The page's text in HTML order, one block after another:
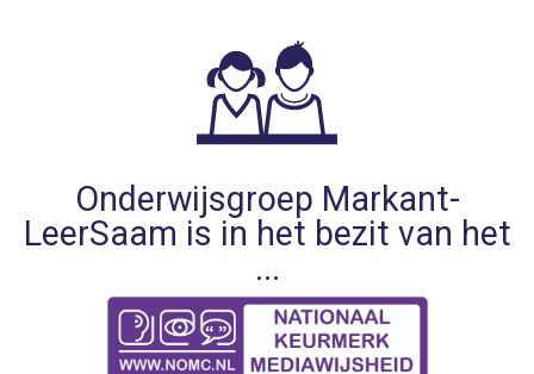
Onderwijsgroep Markant-
LeerSaam is in het bezit van het
...